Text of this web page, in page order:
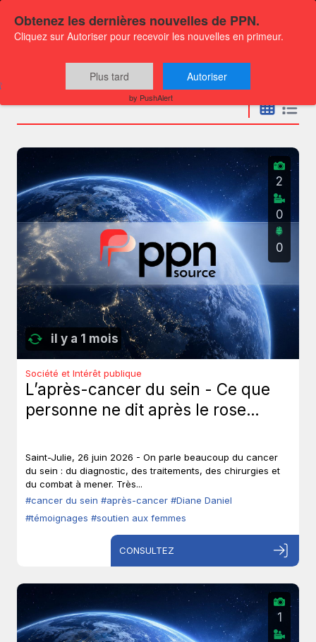
Communiqués
il y a 1 mois
2
0
0
Société et Intérêt publique
L’après-cancer du sein - Ce que
personne ne dit après le rose…
Saint-Julie, 26 juin 2026 - On parle beaucoup du cancer
du sein : du diagnostic, des traitements, des chirurgies et
du combat à mener. Très...
#cancer du sein #après-cancer #Diane Daniel
#témoignages #soutien aux femmes
CONSULTEZ
1
Obtenez les dernières nouvelles de PPN.
Cliquez sur Autoriser pour recevoir les nouvelles en primeur.
Plus tard Autoriser
by PushAlert